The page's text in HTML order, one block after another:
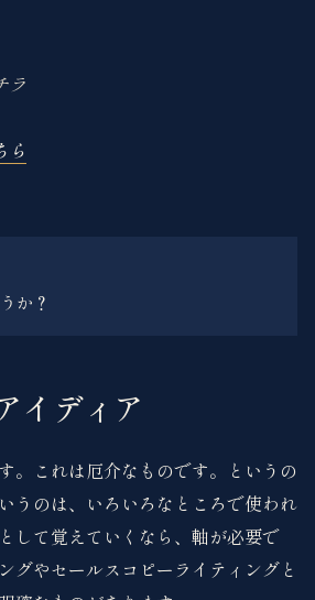
ラ
ら
か？
イディア
。これは厄介なものです。というの
うのは、いろいろなところで使われ
して覚えていくなら、軸が必要で
グやセールスコピーライティングと